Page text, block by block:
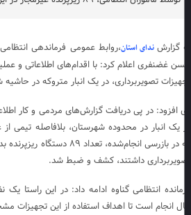
گزارشندای استان،روابط عمومی فرماندهی
غضنفری اعلام کرد: با اقدام‌های اطلاعاتی و
تصویربرداری، در یک انبار متروکه در
افزود: در پی دریافت گزارش‌های مردمی و کار
یک انبار در محدوده شهرستان، بلافاصله تیمی از
که در بازرسی انجام‌شده، تعداد
داشتند، کشف و ضبط شد.
انتظامی گناوه ادامه داد: در این راستا یک
انجام است تا اهداف استفاده از این تجهیزات